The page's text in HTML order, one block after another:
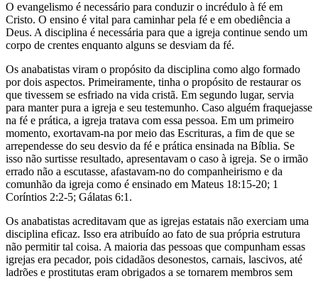
O evangelismo é necessário para conduzir o incrédulo à fé em
Cristo. O ensino é vital para caminhar pela fé e em obediência a
Deus. A disciplina é necessária para que a igreja continue sendo um
corpo de crentes enquanto alguns se desviam da fé.
Os anabatistas viram o propósito da disciplina como algo formado
por dois aspectos. Primeiramente, tinha o propósito de restaurar os
que tivessem se esfriado na vida cristã. Em segundo lugar, servia
para manter pura a igreja e seu testemunho. Caso alguém fraquejasse
na fé e prática, a igreja tratava com essa pessoa. Em um primeiro
momento, exortavam-na por meio das Escrituras, a fim de que se
arrependesse do seu desvio da fé e prática ensinada na Bíblia. Se
isso não surtisse resultado, apresentavam o caso à igreja. Se o irmão
errado não a escutasse, afastavam-no do companheirismo e da
comunhão da igreja como é ensinado em Mateus 18:15-20; 1
Coríntios 2:2-5; Gálatas 6:1.
Os anabatistas acreditavam que as igrejas estatais não exerciam uma
disciplina eficaz. Isso era atribuído ao fato de sua própria estrutura
não permitir tal coisa. A maioria das pessoas que compunham essas
igrejas era pecador, pois cidadãos desonestos, carnais, lascivos, até
ladrões e prostitutas eram obrigados a se tornarem membros sem